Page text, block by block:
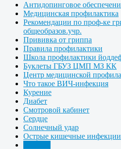
Антидопинговое
Медицинская профилактика
Рекомендации по проф-ке
общеобразов.учр.
Прививка от гриппа
Правила профилактики
Школа профилактики
Буклеты ГБУЗ ЦМП МЗ КК
Центр медицинской
Что такое ВИЧ-инфекция
Курение
Диабет
Смотровой кабинет
Сердце
Солнечный удар
Острые кишечные инфекции